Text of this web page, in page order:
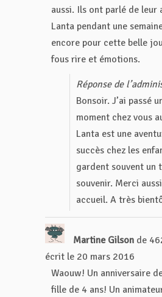
aussi. Ils ont parlé de leur
Lanta pendant une
encore pour cette belle
fous rire et émotions.
Réponse de
Bonsoir. J’ai passé
moment chez vous
Lanta est une
succès chez les
gardent souvent un
souvenir. Merci
accueil. A très
Martine Gilson de
écrit le 20 mars 2016
Waouw! Un anniversaire
fille de 4 ans! Un